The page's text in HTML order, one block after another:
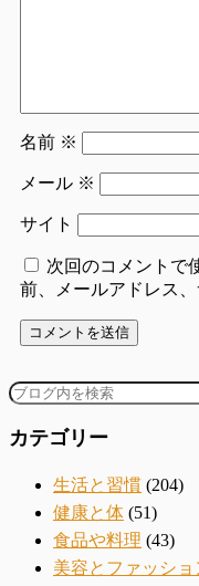
名前 ※
メール ※
サイト
次回のコメントで
前、メールアドレス、
カテゴリー
生活と習慣 (204)
健康と体 (51)
食品や料理 (43)
美容とファッショ